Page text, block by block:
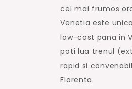
cel mai frumos
Venetia este
low-cost pana in
poti lua trenul
rapid si
Florenta.